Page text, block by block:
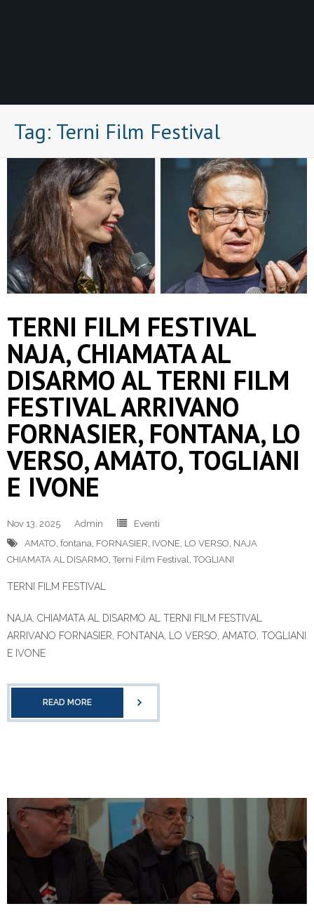
Tag: Terni Film Festival
TERNI FILM FESTIVAL
NAJA, CHIAMATA AL
DISARMO AL TERNI FILM
FESTIVAL ARRIVANO
FORNASIER, FONTANA, LO
VERSO, AMATO, TOGLIANI
E IVONE
Nov 13, 2025 Admin
Eventi
AMATO, fontana, FORNASIER, IVONE, LO VERSO, NAJA
CHIAMATA AL DISARMO,Terni Film Festival,TOGLIANI
TERNI FILM FESTIVAL
NAJA, CHIAMATA AL DISARMO AL TERNI FILM FESTIVAL
ARRIVANO FORNASIER, FONTANA, LO VERSO, AMATO, TOGLIANI
E IVONE
READ MORE